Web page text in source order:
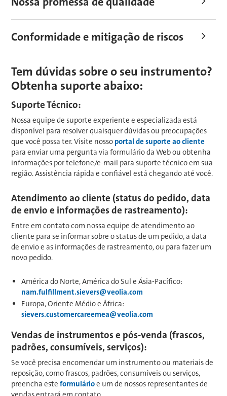
Conformidade e mitigação de riscos
Tem dúvidas sobre o seu instrumento?
Obtenha suporte abaixo:
Suporte Técnico:
Nossa equipe de suporte experiente e especializada está
disponível para resolver quaisquer dúvidas ou preocupações
que você possa ter. Visite nosso portal de suporte ao cliente
para enviar uma pergunta via formulário da Web ou obtenha
informações por telefone/e-mail para suporte técnico em sua
região. Assistência rápida e confiável está chegando até você.
Atendimento ao cliente (status do pedido, data
de envio e informações de rastreamento):
Entre em contato com nossa equipe de atendimento ao
cliente para se informar sobre o status de um pedido, a data
de envio e as informações de rastreamento, ou para fazer um
novo pedido.
América do Norte, América do Sul e Ásia-Pacífico:
nam.fulfillment.sievers@veolia.com
Europa, Oriente Médio e África:
sievers.customercareemea@veolia.com
Vendas de instrumentos e pós-venda (frascos,
padrões, consumíveis, serviços):
Se você precisa encomendar um instrumento ou materiais de
reposição, como frascos, padrões, consumíveis ou serviços,
preencha este formulárioe um de nossos representantes de